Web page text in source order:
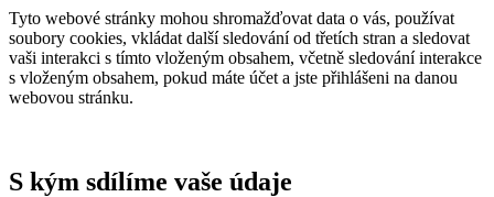
Tyto webové stránky mohou shromažďovat data o vás, používat
soubory cookies, vkládat další sledování od třetích stran a sledovat
vaši interakci s tímto vloženým obsahem, včetně sledování interakce
s vloženým obsahem, pokud máte účet a jste přihlášeni na danou
webovou stránku.
S kým sdílíme vaše údaje